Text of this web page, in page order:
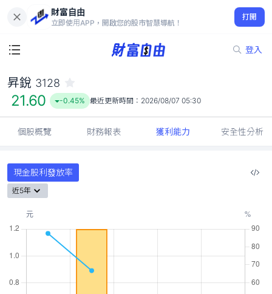
財富自由
立即使用APP，開啟您的股市智慧導航！
打開
登入
21.60
-0.45%
昇銳 3128
21.60 -0.45% 最近更新時間： 2026/08/07 05:30
個股概覽 財務報表 獲利能力 安全性分析
現金股利發放率
近5年